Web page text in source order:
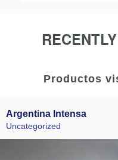
Productos
Argentina Intensa
Uncategorized